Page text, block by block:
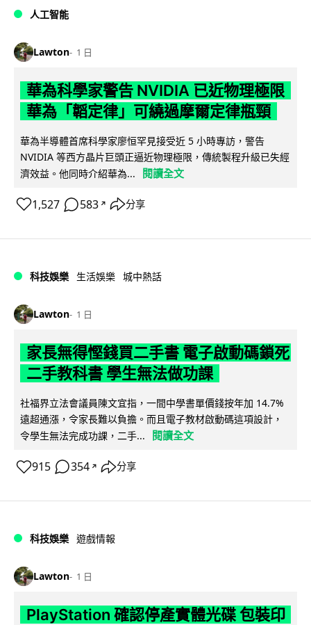
人工智能
Lawton 1 日
華為科學家警告 NVIDIA 已近物理極限
華為「韜定律」可繞過摩爾定律瓶頸
華為半導體首席科學家廖恒罕見接受近 5 小時專訪，警告
NVIDIA 等西方晶片巨頭正逼近物理極限，傳統製程升級已失經
濟效益。他同時介紹華為...
閱讀全文
1,527 583 ↗ 分享
科技娛樂 生活娛樂 城中熱話
Lawton 1 日
家長無得慳錢買二手書 電子啟動碼鎖死
二手教科書 學生無法做功課
社福界立法會議員陳文宜指，一間中學書單價錢按年加 14.7%
遠超通漲，令家長難以負擔。而且電子教材啟動碼這項設計，
令學生無法完成功課，二手...
閱讀全文
915 354 ↗ 分享
科技娛樂 遊戲情報
Lawton 1 日
PlayStation 確認停產實體光碟 包裝印